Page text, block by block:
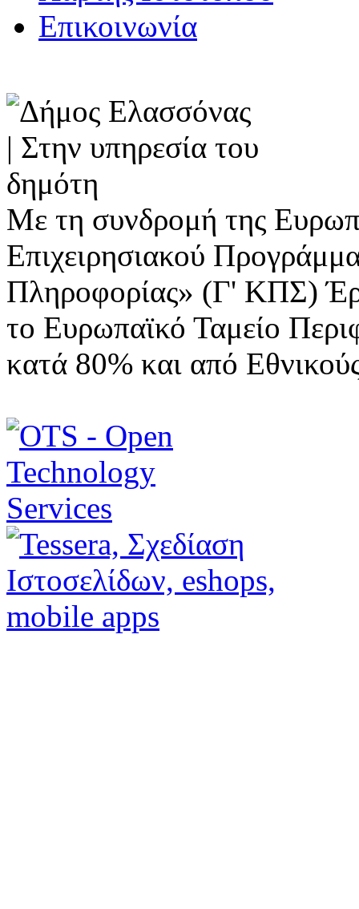
Επικοινωνία
Με τη συνδρομή της
Επιχειρησιακού
Πληροφορίας» (Γ' ΚΠΣ)
το Ευρωπαϊκό Ταμείο
κατά 80% και από